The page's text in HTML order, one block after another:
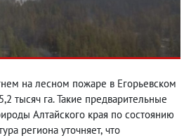
на лесном пожаре в Егорьевском
тысяч га. Такие предварительные
Алтайского края по состоянию
региона уточняет, что